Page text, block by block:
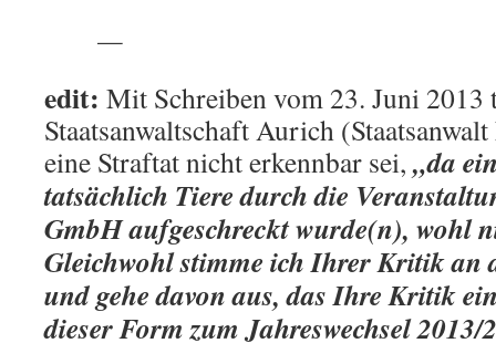
—
edit: Mit Schreiben vom 23. Juni 2013
Staatsanwaltschaft Aurich
eine Straftat nicht erkennbar sei,„da
tatsächlich Tiere durch die
GmbH aufgeschreckt wurde(n), wohl
Gleichwohl stimme ich Ihrer Kritik an
und gehe davon aus, das Ihre Kritik
dieser Form zum Jahreswechsel